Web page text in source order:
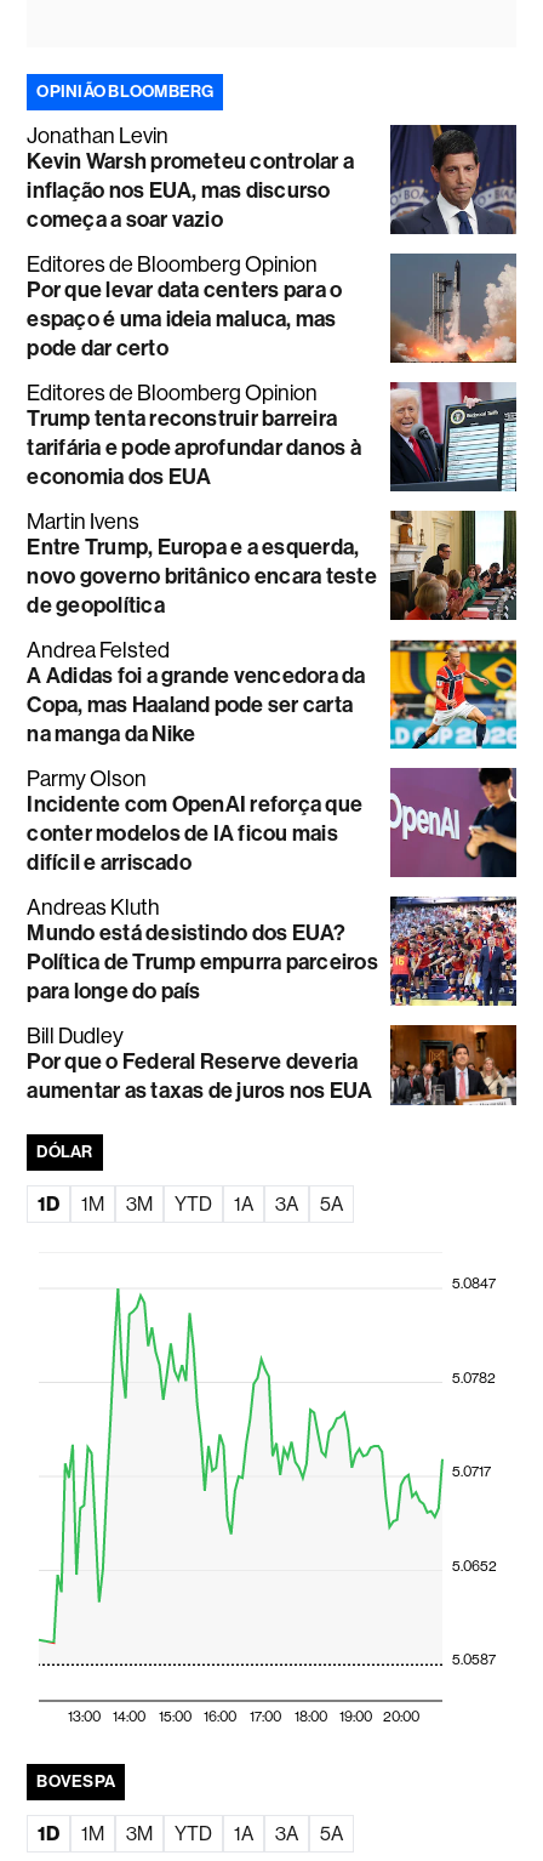
OPINIÃO BLOOMBERG
Jonathan Levin
Kevin Warsh prometeu controlar a
inflação nos EUA, mas discurso
começa a soar vazio
Editores de Bloomberg Opinion
Por que levar data centers para o
espaço é uma ideia maluca, mas
pode dar certo
Editores de Bloomberg Opinion
Trump tenta reconstruir barreira
tarifária e pode aprofundar danos à
economia dos EUA
Martin Ivens
Entre Trump, Europa e a esquerda,
novo governo britânico encara teste
de geopolítica
Andrea Felsted
A Adidas foi a grande vencedora da
Copa, mas Haaland pode ser carta
na manga da Nike
Parmy Olson
Incidente com OpenAI reforça que
conter modelos de IA ficou mais
difícil e arriscado
Andreas Kluth
Mundo está desistindo dos EUA?
Política de Trump empurra parceiros
para longe do país
Bill Dudley
Por que o Federal Reserve deveria
aumentar as taxas de juros nos EUA
DÓLAR
1D 1M 3M YTD 1A 3A 5A
13:00 14:00 15:00 16:00 17:00 18:00 19:00 20:00
5.0587
5.0652
5.0717
5.0782
5.0847
BOVESPA
1D 1M 3M YTD 1A 3A 5A